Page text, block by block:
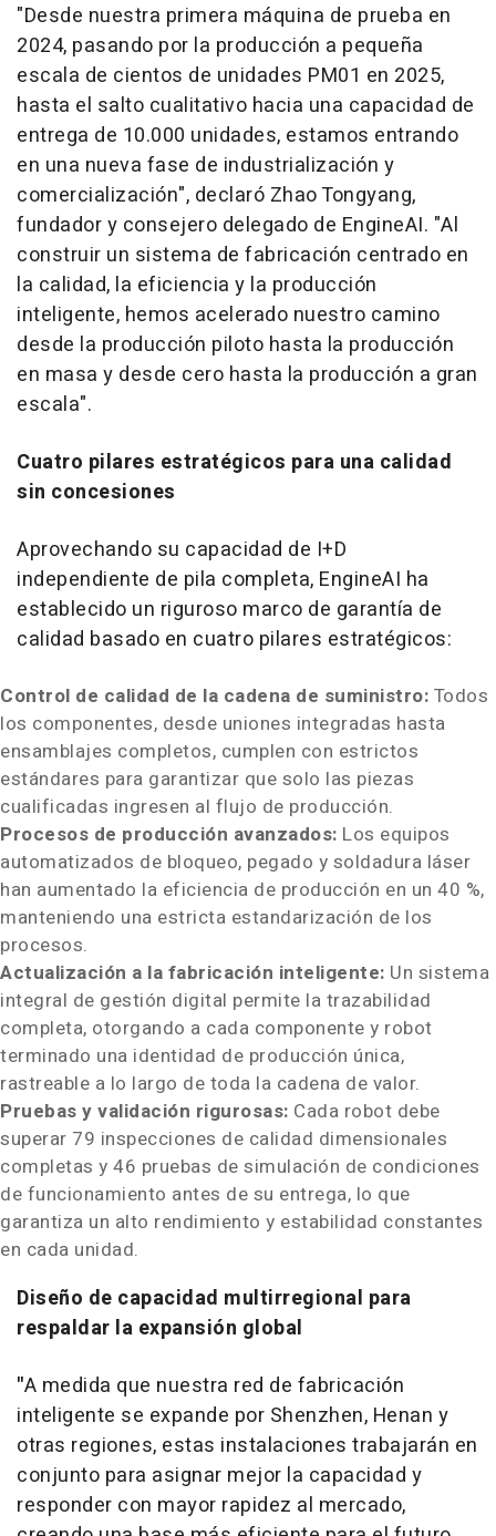
"Desde nuestra primera máquina de prueba en
2024, pasando por la producción a pequeña
escala de cientos de unidades PM01 en 2025,
hasta el salto cualitativo hacia una capacidad de
entrega de 10.000 unidades, estamos entrando
en una nueva fase de industrialización y
comercialización", declaró Zhao Tongyang,
fundador y consejero delegado de EngineAI. "Al
construir un sistema de fabricación centrado en
la calidad, la eficiencia y la producción
inteligente, hemos acelerado nuestro camino
desde la producción piloto hasta la producción
en masa y desde cero hasta la producción a gran
escala".
Cuatro pilares estratégicos para una calidad
sin concesiones
Aprovechando su capacidad de I+D
independiente de pila completa, EngineAI ha
establecido un riguroso marco de garantía de
calidad basado en cuatro pilares estratégicos:
Control de calidad de la cadena de suministro: Todos
los componentes, desde uniones integradas hasta
ensamblajes completos, cumplen con estrictos
estándares para garantizar que solo las piezas
cualificadas ingresen al flujo de producción.
Procesos de producción avanzados: Los equipos
automatizados de bloqueo, pegado y soldadura láser
han aumentado la eficiencia de producción en un 40 %,
manteniendo una estricta estandarización de los
procesos.
Actualización a la fabricación inteligente: Un sistema
integral de gestión digital permite la trazabilidad
completa, otorgando a cada componente y robot
terminado una identidad de producción única,
rastreable a lo largo de toda la cadena de valor.
Pruebas y validación rigurosas: Cada robot debe
superar 79 inspecciones de calidad dimensionales
completas y 46 pruebas de simulación de condiciones
de funcionamiento antes de su entrega, lo que
garantiza un alto rendimiento y estabilidad constantes
en cada unidad.
Diseño de capacidad multirregional para
respaldar la expansión global
"A medida que nuestra red de fabricación
inteligente se expande por Shenzhen, Henan y
otras regiones, estas instalaciones trabajarán en
conjunto para asignar mejor la capacidad y
responder con mayor rapidez al mercado,